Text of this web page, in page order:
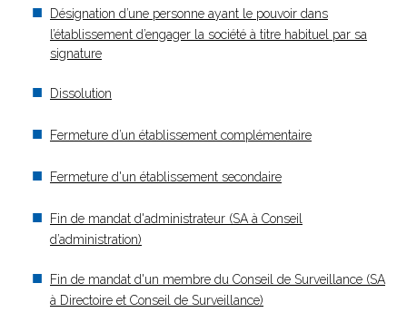
Désignation d’une personne ayant le pouvoir dans
l’établissement d’engager la société à titre habituel par sa
signature
Dissolution
Fermeture d’un établissement complémentaire
Fermeture d'un établissement secondaire
Fin de mandat d'administrateur (SA à Conseil
d’administration)
Fin de mandat d'un membre du Conseil de Surveillance (SA
à Directoire et Conseil de Surveillance)